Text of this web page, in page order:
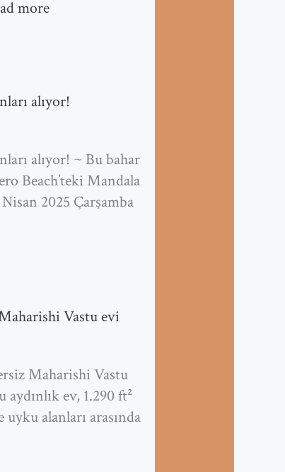
more
alıyor!
alıyor! ~ Bu bahar
Beach’teki Mandala
2025 Çarşamba
Vastu evi
Maharishi Vastu
ev, 1.290 ft²
alanları arasında